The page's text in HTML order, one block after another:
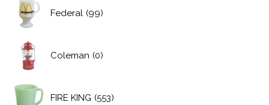
Federal (99)
Coleman (0)
FIRE KING (553)